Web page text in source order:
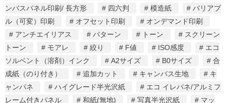
ンバスパネル印刷/ 長方形
四六判 模造紙
バリアブ
ル（可変）印刷
オフセット印刷
オンデマンド印刷
アンチエイリアス
パターン トーン
スクリーン
トーン
モアレ 絞り F値 ISO感度
エコ
ソルベント（溶剤）インク
A2サイズ B0サイズ
合
成紙（のり付き）
追加カット キャンバス生地
キ
ャンパネ
ハイグレード半光沢紙
エコ イレパネ/アルミフ
レーム付きパネル
和紙(無地) 写真半光沢紙 マッ